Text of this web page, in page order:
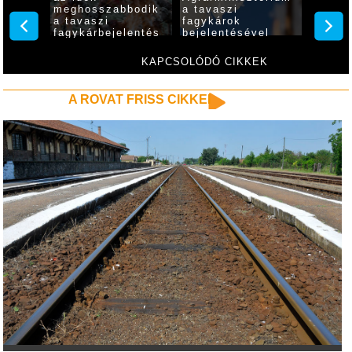
KAPCSOLÓDÓ CIKKEK
meghosszabbodik
a tavaszi
fagykárbejelentés
a tavaszi
fagykárok
bejelentésével
tájékoztatót tett
közzé
A ROVAT FRISS CIKKEI